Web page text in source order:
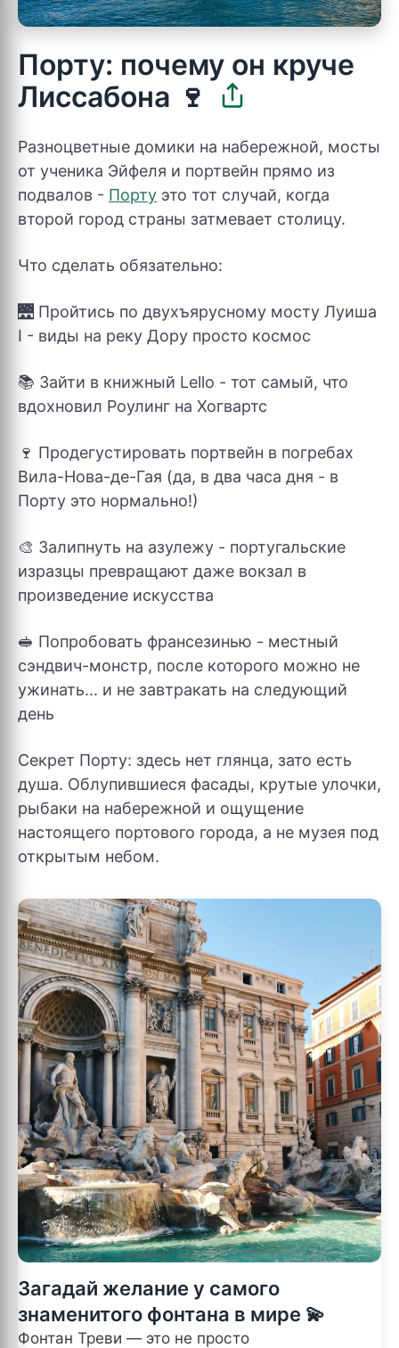
Порту: почему он круче
Лиссабона 🍷
Разноцветные домики на набережной, мосты
от ученика Эйфеля и портвейн прямо из
подвалов - Порту это тот случай, когда
второй город страны затмевает столицу.
Что сделать обязательно:
🌉 Пройтись по двухъярусному мосту Луиша
I - виды на реку Дору просто космос
📚 Зайти в книжный Lello - тот самый, что
вдохновил Роулинг на Хогвартс
🍷 Продегустировать портвейн в погребах
Вила-Нова-де-Гая (да, в два часа дня - в
Порту это нормально!)
🎨 Залипнуть на азулежу - португальские
изразцы превращают даже вокзал в
произведение искусства
🥪 Попробовать франсезинью - местный
сэндвич-монстр, после которого можно не
ужинать... и не завтракать на следующий
день
Секрет Порту: здесь нет глянца, зато есть
душа. Облупившиеся фасады, крутые улочки,
рыбаки на набережной и ощущение
настоящего портового города, а не музея под
открытым небом.
Загадай желание у самого
знаменитого фонтана в мире 💫
Фонтан Треви — это не просто